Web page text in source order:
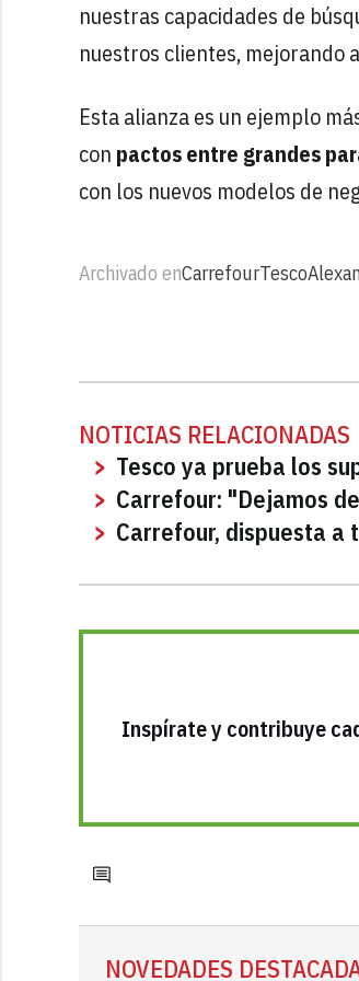
nuestras capacidades de
nuestros clientes, mejorando
Esta alianza es un ejemplo
con pactos entre grandes
con los nuevos modelos de
Archivado enCarrefourTesco
NOTICIAS RELACIONADAS
Tesco ya prueba los
Carrefour: "Dejamos
Carrefour, dispuesta a
Inspírate y contribuye
NOVEDADES